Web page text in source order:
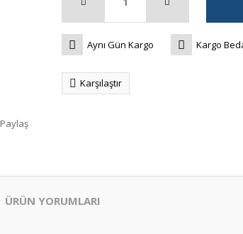
Paylaş
Aynı Gün Kargo Kargo
Karşılaştır
ÜRÜN YORUMLARI